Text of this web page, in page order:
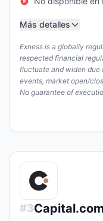
Más detalles
Exness is a globally
respected financial
fluctuate and widen
events, market open/
No guarantee of
#3Capital.com